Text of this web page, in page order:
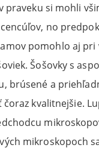
praveku si mohli
no
pomohlo aj pri
Šošovky s
brúsené a
čoraz kvalitnejšie.
mikroskopoch